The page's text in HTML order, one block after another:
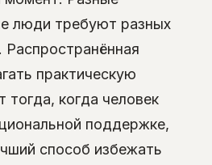
люди требуют разных
практическую
когда человек
поддержке,
способ избежать